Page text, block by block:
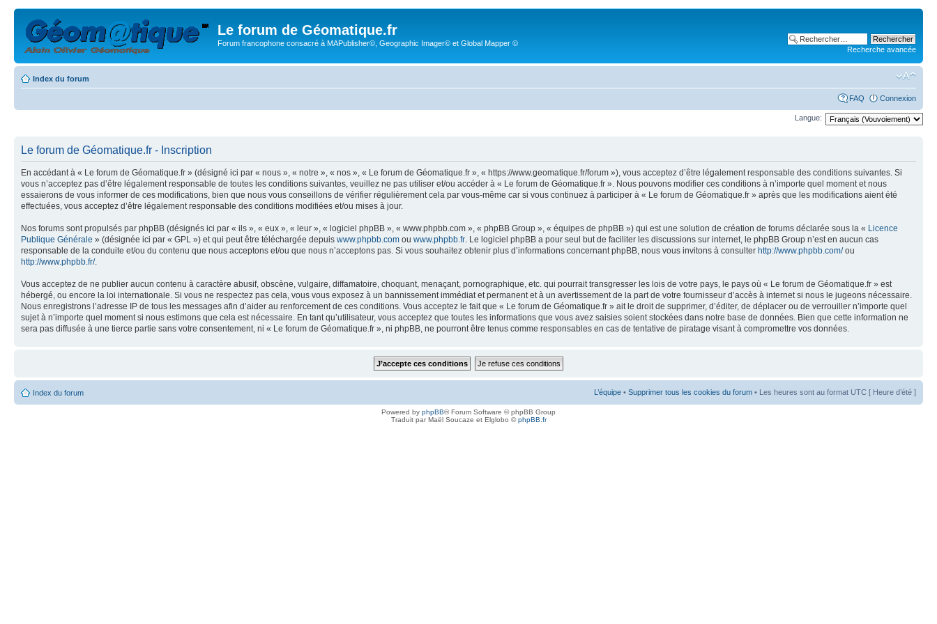
Le forum de Géomatique.fr
Forum francophone consacré à MAPublisher©, Geographic Imager© et Global Mapper ©
Recherche avancée
Index du forum
FAQ Connexion
Langue:
Le forum de Géomatique.fr - Inscription
En accédant à « Le forum de Géomatique.fr » (désigné ici par « nous », « notre », « nos », « Le forum de Géomatique.fr », « https://www.geomatique.fr/forum »), vous acceptez d’être légalement responsable des conditions suivantes. Si
vous n’acceptez pas d’être légalement responsable de toutes les conditions suivantes, veuillez ne pas utiliser et/ou accéder à « Le forum de Géomatique.fr ». Nous pouvons modifier ces conditions à n’importe quel moment et nous
essaierons de vous informer de ces modifications, bien que nous vous conseillons de vérifier régulièrement cela par vous-même car si vous continuez à participer à « Le forum de Géomatique.fr » après que les modifications aient été
effectuées, vous acceptez d’être légalement responsable des conditions modifiées et/ou mises à jour.
Nos forums sont propulsés par phpBB (désignés ici par « ils », « eux », « leur », « logiciel phpBB », « www.phpbb.com », « phpBB Group », « équipes de phpBB ») qui est une solution de création de forums déclarée sous la « Licence
Publique Générale » (désignée ici par « GPL ») et qui peut être téléchargée depuis www.phpbb.com ou www.phpbb.fr. Le logiciel phpBB a pour seul but de faciliter les discussions sur internet, le phpBB Group n’est en aucun cas
responsable de la conduite et/ou du contenu que nous acceptons et/ou que nous n’acceptons pas. Si vous souhaitez obtenir plus d’informations concernant phpBB, nous vous invitons à consulter http://www.phpbb.com/ou
http://www.phpbb.fr/.
Vous acceptez de ne publier aucun contenu à caractère abusif, obscène, vulgaire, diffamatoire, choquant, menaçant, pornographique, etc. qui pourrait transgresser les lois de votre pays, le pays où « Le forum de Géomatique.fr » est
hébergé, ou encore la loi internationale. Si vous ne respectez pas cela, vous vous exposez à un bannissement immédiat et permanent et à un avertissement de la part de votre fournisseur d’accès à internet si nous le jugeons nécessaire.
Nous enregistrons l’adresse IP de tous les messages afin d’aider au renforcement de ces conditions. Vous acceptez le fait que « Le forum de Géomatique.fr » ait le droit de supprimer, d’éditer, de déplacer ou de verrouiller n’importe quel
sujet à n’importe quel moment si nous estimons que cela est nécessaire. En tant qu’utilisateur, vous acceptez que toutes les informations que vous avez saisies soient stockées dans notre base de données. Bien que cette information ne
sera pas diffusée à une tierce partie sans votre consentement, ni « Le forum de Géomatique.fr », ni phpBB, ne pourront être tenus comme responsables en cas de tentative de piratage visant à compromettre vos données.
Index du forum L’équipe • Supprimer tous les cookies du forum • Les heures sont au format UTC [ Heure d’été ]
Powered by phpBB® Forum Software © phpBB Group
Traduit par Maël Soucaze et Elglobo ©phpBB.fr